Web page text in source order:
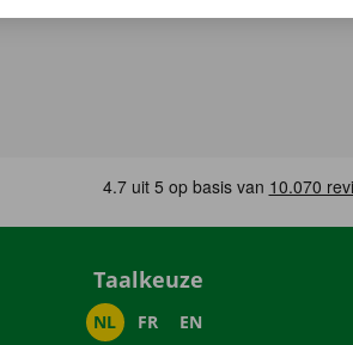
Taalkeuze
NL FR EN